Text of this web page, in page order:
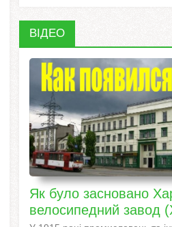
ВІДЕО
Як було засновано
велосипедний завод